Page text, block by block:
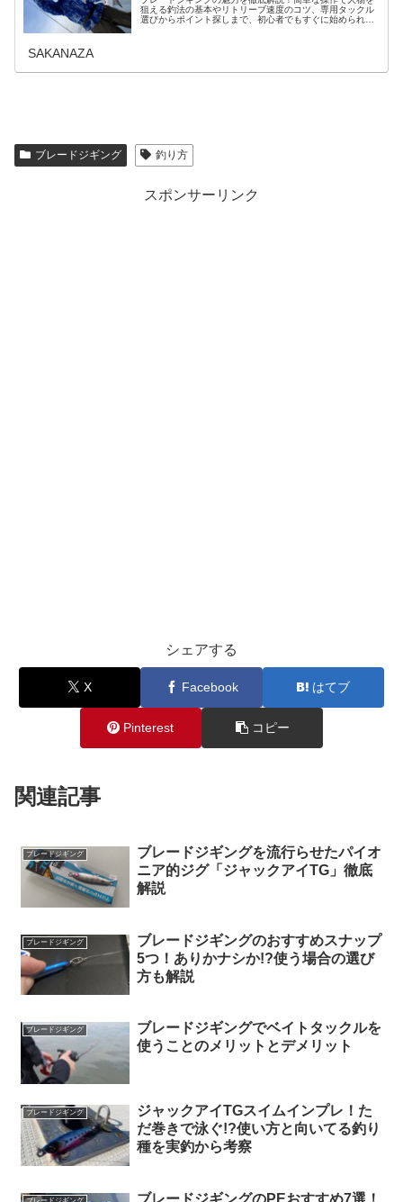
狙える釣法の基本やリトリーブ速度のコツ、専用タックル
選びからポイント探しまで、初心者でもすぐに始められる
SAKANAZA
ブレードジギング 釣り方
スポンサーリンク
シェアする
X Facebook はてブ
Pinterest コピー
関連記事
ブレードジギング
ブレードジギングを流行らせたパイオ
ニア的ジグ「ジャックアイTG」徹底
解説
ブレードジギング
ブレードジギングのおすすめスナップ
5つ！ありかナシか!?使う場合の選び
方も解説
ブレードジギング
ブレードジギングでベイトタックルを
使うことのメリットとデメリット
ブレードジギング
ジャックアイTGスイムインプレ！た
だ巻きで泳ぐ!?使い方と向いてる釣り
種を実釣から考察
ブレードジギング
ブレードジギングのPEおすすめ7選！